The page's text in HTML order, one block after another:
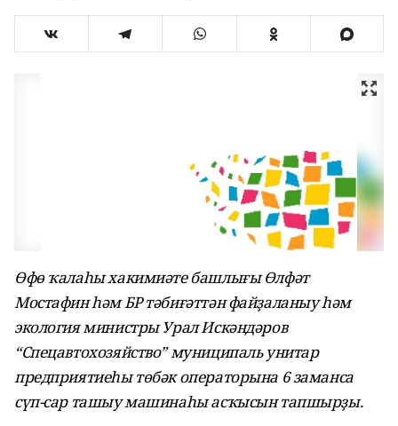
Өфө ҡалаһы хакимиәте башлығы Өлфәт
Мостафин һәм БР тәбиғәттән файҙаланыу һәм
экология министры Урал Искәндәров
“Спецавтохозяйство” муниципаль унитар
предприятиеһы төбәк операторына 6 заманса
сүп-сар ташыу машинаһы асҡысын тапшырҙы.